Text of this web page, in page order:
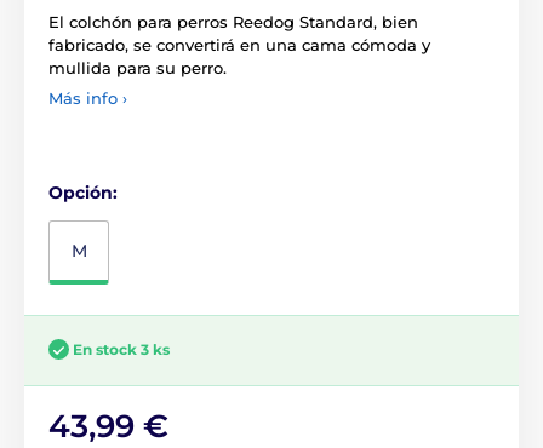
El colchón para perros Reedog Standard, bien
fabricado, se convertirá en una cama cómoda y
mullida para su perro.
Más info ›
Opción:
M
En stock 3 ks
43,99 €